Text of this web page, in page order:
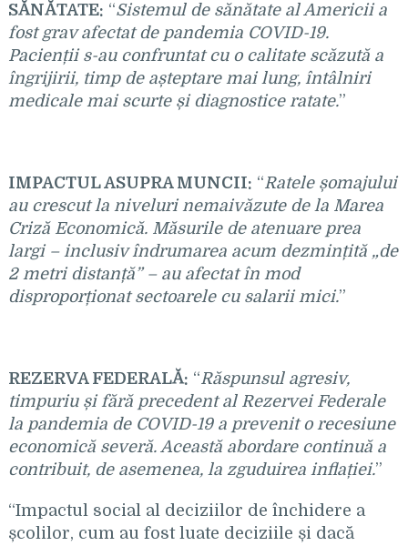
SĂNĂTATE: “Sistemul de sănătate al Americii a
fost grav afectat de pandemia COVID-19.
Pacienții s-au confruntat cu o calitate scăzută a
îngrijirii, timp de așteptare mai lung, întâlniri
medicale mai scurte și diagnostice ratate.”
IMPACTUL ASUPRA MUNCII: “Ratele șomajului
au crescut la niveluri nemaivăzute de la Marea
Criză Economică. Măsurile de atenuare prea
largi – inclusiv îndrumarea acum dezmințită „de
2 metri distanță” – au afectat în mod
disproporționat sectoarele cu salarii mici.”
REZERVA FEDERALĂ: “Răspunsul agresiv,
timpuriu și fără precedent al Rezervei Federale
la pandemia de COVID-19 a prevenit o recesiune
economică severă. Această abordare continuă a
contribuit, de asemenea, la zguduirea inflației.”
“Impactul social al deciziilor de închidere a
școlilor, cum au fost luate deciziile și dacă